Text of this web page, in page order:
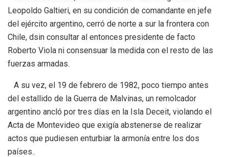
Leopoldo Galtieri, en su condición de comandante en jefe
del ejército argentino, cerró de norte a sur la frontera con
Chile, dsin consultar al entonces presidente de facto
Roberto Viola ni consensuar la medida con el resto de las
fuerzas armadas.
A su vez, el 19 de febrero de 1982, poco tiempo antes
del estallido de la Guerra de Malvinas, un remolcador
argentino ancló por tres días en la Isla Deceit, violando el
Acta de Montevideo que exigía abstenerse de realizar
actos que pudiesen enturbiar la armonía entre los dos
países.​.